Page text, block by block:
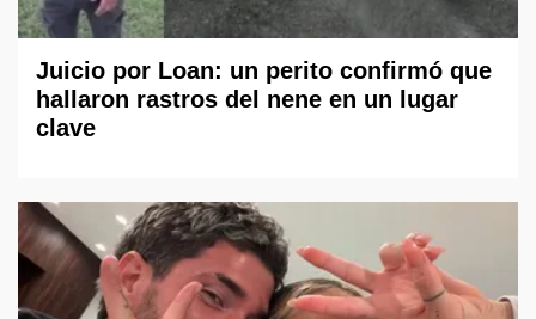
Juicio por Loan: un perito confirmó que
hallaron rastros del nene en un lugar
clave